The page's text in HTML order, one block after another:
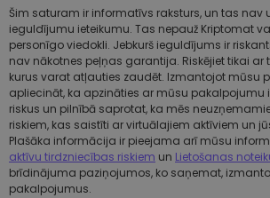
Šim saturam ir informatīvs raksturs, un tas nav
ieguldījumu ieteikumu. Tas nepauž Kriptomat
personīgo viedokli. Jebkurš ieguldījums ir
nav nākotnes peļņas garantija. Riskējiet tikai ar
kurus varat atļauties zaudēt. Izmantojot mūsu
apliecināt, ka apzināties ar mūsu
riskus un pilnībā saprotat, ka mēs
riskiem, kas saistīti ar virtuālajiem aktīviem un
Plašāka informācija ir pieejama arī mūsu
aktīvu tirdzniecības riskiem un Lietošanas
brīdinājuma paziņojumos, ko saņemat,
pakalpojumus.